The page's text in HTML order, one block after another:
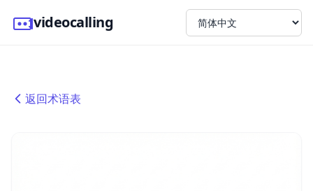
videocalling
返回术语表